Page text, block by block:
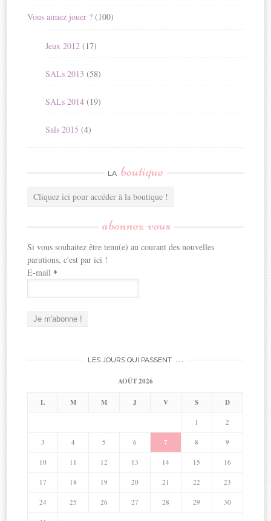
Vous aimez jouer ? (100)
Jeux 2012 (17)
SALs 2013 (58)
SALs 2014 (19)
Sals 2015 (4)
LA boutique
Cliquez ici pour accéder à la boutique !
abonnez-vous
Si vous souhaitez être tenu(e) au courant des nouvelles
parutions, c'est par ici !
E-mail*
LES JOURS QUI PASSENT …
AOÛT 2026
L M M J V S D
1 2
3 4 5 6 7 8 9
10 11 12 13 14 15 16
17 18 19 20 21 22 23
24 25 26 27 28 29 30